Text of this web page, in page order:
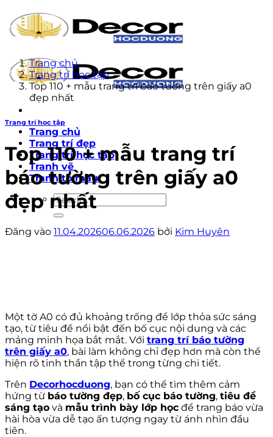
qua
nội
Trang chủ
Trang trí đẹp
Trang trí học tập
Tranh vẽ
Tranh tô màu
Trang chủ
Trang trí học tập
Top 110 + mẫu trang trí báo tường trên giấy a0
đẹp nhất
Trang trí học tập
Top 110 + mẫu trang trí
báo tường trên giấy a0
đẹp nhất
Đăng vào 11.04.202606.06.2026 bởi Kim Huyên
Một tờ A0 có đủ khoảng trống để lớp thỏa sức sáng
tạo, từ tiêu đề nổi bật đến bố cục nội dung và các
mảng minh họa bắt mắt. Với trang trí báo tường
trên giấy a0, bài làm không chỉ đẹp hơn mà còn thể
hiện rõ tinh thần tập thể trong từng chi tiết.
Trên Decorhocduong, bạn có thể tìm thêm cảm
hứng từ báo tường đẹp, bố cục báo tường, tiêu đề
sáng tạo và mẫu trình bày lớp học để trang báo vừa
hài hòa vừa dễ tạo ấn tượng ngay từ ánh nhìn đầu
tiên.